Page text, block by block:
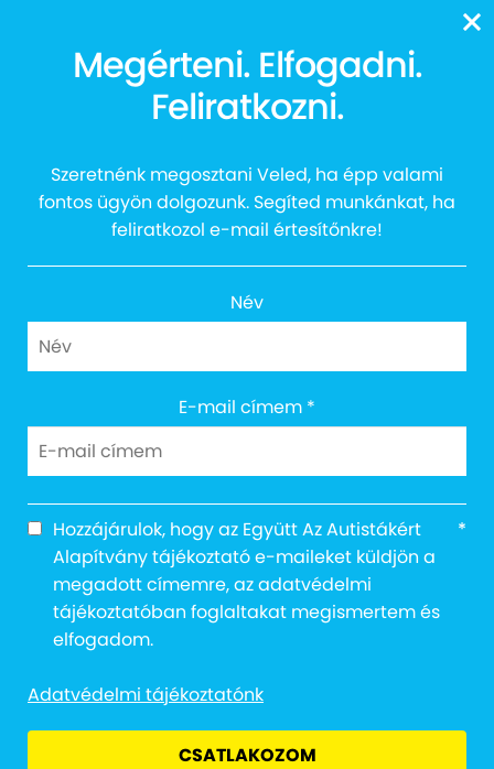
Mintaház
Megérteni. Elfogadni.
Feliratkozni.
Szeretnénk megosztani Veled, ha épp valami
fontos ügyön dolgozunk. Segíted munkánkat, ha
feliratkozol e-mail értesítőnkre!
Név
E-mail címem *
Hozzájárulok, hogy az Együtt Az Autistákért
Alapítvány tájékoztató e-maileket küldjön a
megadott címemre, az adatvédelmi
tájékoztatóban foglaltakat megismertem és
elfogadom.
*
Adatvédelmi tájékoztatónk
CSATLAKOZOM